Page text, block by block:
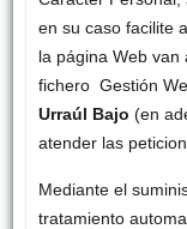
en su caso facilite
la página Web
fichero Gestión
Urraúl Bajo (en
atender las
Mediante el
tratamiento